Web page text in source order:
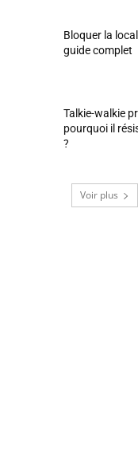
Bloquer la
guide complet
Talkie-walkie
pourquoi il
?
Voir plus